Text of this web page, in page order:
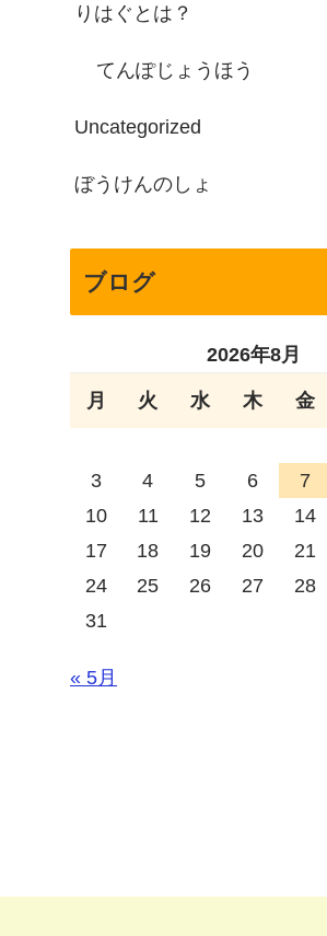
りはぐとは？
てんぽじょうほう
Uncategorized
ぼうけんのしょ
ブログ
2026年8月
月 火 水 木 金
3
4 5 6 7
10
11 12 13 14
17
18 19 20 21
24
25 26 27 28
31
« 5月